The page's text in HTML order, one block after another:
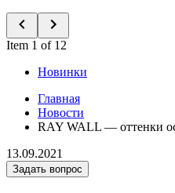
Item 1 of 12
Новинки
Главная
Новости
RAY WALL — оттенки
13.09.2021
Задать вопрос